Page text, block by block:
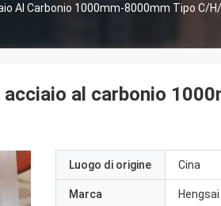
Al Carbonio 1000mm-8000mm Tipo C/
al carbonio
Luogo di origine Cina
Marca Hengsai